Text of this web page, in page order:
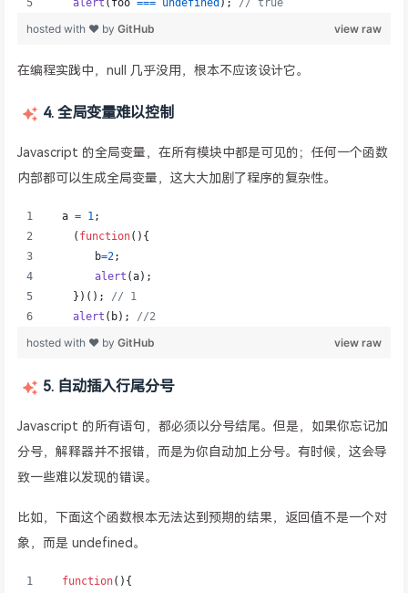
在编程实践中，null 几乎没用，根本不应该设计它。
4. 全局变量难以控制
Javascript 的全局变量，在所有模块中都是可见的；任何一个函数
内部都可以生成全局变量，这大大加剧了程序的复杂性。
5. 自动插入行尾分号
Javascript 的所有语句，都必须以分号结尾。但是，如果你忘记加
分号，解释器并不报错，而是为你自动加上分号。有时候，这会导
致一些难以发现的错误。
比如，下面这个函数根本无法达到预期的结果，返回值不是一个对
象，而是 undefined。